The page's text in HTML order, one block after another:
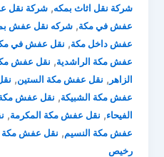
شركة نقل اثاث بمكه,شركة نقل
عفش في مكة,شركه نقل عفش
عفش داخل مكة, نقل عفش في
عفش مكة الراشدية, نقل عفش
الزاهر , نقل عفش مكة الستين,
عفش مكة الشبيكة, نقل عفش مكة
الفيحاء, نقل عفش مكة المكرمة,
عفش مكة النسيم, نقل عفش مكة
رخيص